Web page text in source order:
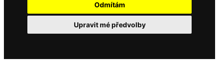
Odmítám
Upravit mé předvolby